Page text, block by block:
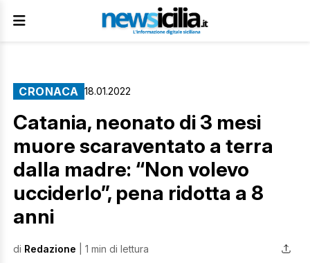
CRONACA 18.01.2022
Catania, neonato di 3 mesi
muore scaraventato a terra
dalla madre: “Non volevo
ucciderlo”, pena ridotta a 8
anni
di Redazione | 1 min di lettura